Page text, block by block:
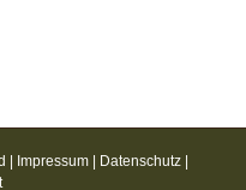
| Impressum Datenschutz